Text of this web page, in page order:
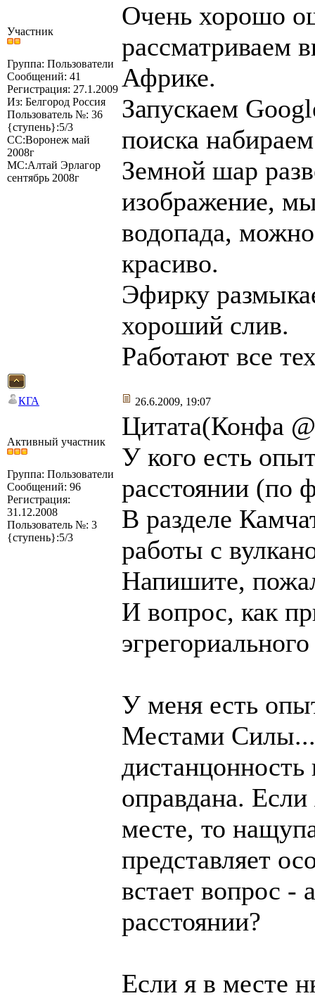
Участник
Группа: Пользователи
Сообщений: 41
Регистрация: 27.1.2009
Из: Белгород Россия
Пользователь №: 36
{ступень}:5/3
СС:Воронеж май
2008г
МС:Алтай Эрлагор
сентябрь 2008г
Очень хорошо
рассматриваем
Африке.
Запускаем
поиска
Земной шар
изображение,
водопада,
красиво.
Эфирку
хороший слив.
Работают все
КГА 26.6.2009, 19:07
Активный участник
Группа: Пользователи
Сообщений: 96
Регистрация:
31.12.2008
Пользователь №: 3
{ступень}:5/3
Цитата(Конфа
У кого есть
расстоянии (по
В разделе
работы с
Напишите,
И вопрос, как
У меня есть
Местами
оправдана.
месте, то
представляет
встает вопрос -
расстоянии?
Если я в месте